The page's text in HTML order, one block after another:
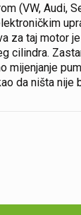
(VW, Audi,
za taj motor
cilindra.
mijenjanje
da ništa